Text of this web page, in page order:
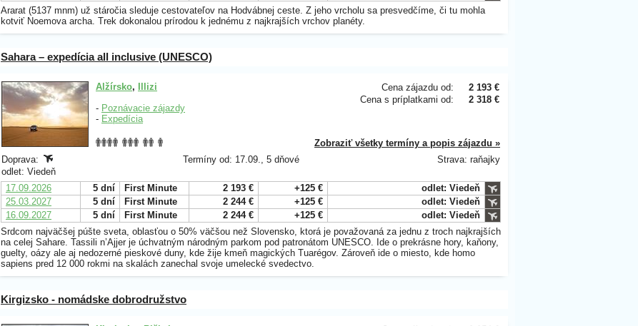
Ararat (5137 mnm) už stáročia sleduje cestovateľov na Hodvábnej ceste. Z jeho vrcholu sa presvedčíme, či tu mohla
kotviť Noemova archa. Trek dokonalou prírodou k jednému z najkrajších vrchov planéty.
Sahara – expedícia all inclusive (UNESCO)
Cena zájazdu od:
2 193 €
Cena s príplatkami od:
2 318 €
Alžírsko,
Illizi
- Poznávacie zájazdy
- Expedícia
Zobraziť všetky termíny a popis zájazdu »
Doprava:
Termíny od: 17.09., 5 dňové
Strava: raňajky
odlet: Viedeň
17.09.2026
5 dní First Minute 2 193 € +125 €
odlet: Viedeň
25.03.2027
5 dní First Minute 2 244 € +125 €
odlet: Viedeň
16.09.2027
5 dní First Minute 2 244 € +125 €
odlet: Viedeň
Srdcom najväčšej púšte sveta, oblasťou o 50% väčšou než Slovensko, ktorá je považovaná za jednu z troch najkrajších
na celej Sahare. Tassili n’Ajjer je úchvatným národným parkom pod patronátom UNESCO. Ide o prekrásne hory, kaňony,
guelty, oázy ale aj nedozerné pieskové duny, kde žije kmeň magických Tuarégov. Zároveň ide o miesto, kde homo
sapiens pred 12 000 rokmi na skalách zanechal svoje umelecké svedectvo.
Kirgizsko - nomádske dobrodružstvo